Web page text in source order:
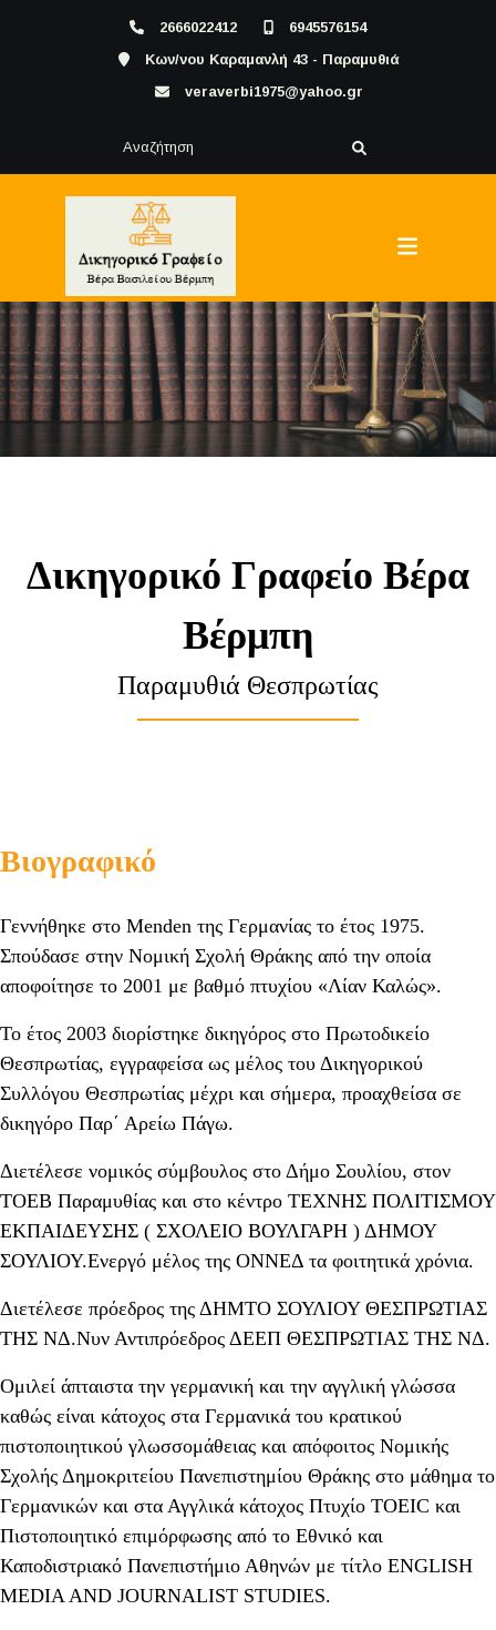
2666022412
6945576154
Κων/νου Καραμανλή 43 - Παραμυθιά
veraverbi1975@yahoo.gr
Δικηγορικό Γραφείο Βέρα
Βέρμπη
Παραμυθιά Θεσπρωτίας
Βιογραφικό
Γεννήθηκε στο Menden της Γερμανίας το έτος 1975.
Σπούδασε στην Νομική Σχολή Θράκης από την οποία
αποφοίτησε το 2001 με βαθμό πτυχίου «Λίαν Καλώς».
Το έτος 2003 διορίστηκε δικηγόρος στο Πρωτοδικείο
Θεσπρωτίας, εγγραφείσα ως μέλος του Δικηγορικού
Συλλόγου Θεσπρωτίας μέχρι και σήμερα, προαχθείσα σε
δικηγόρο Παρ΄ Αρείω Πάγω.
Διετέλεσε νομικός σύμβουλος στο Δήμο Σουλίου, στον
ΤΟΕΒ Παραμυθίας και στο κέντρο ΤΕΧΝΗΣ ΠΟΛΙΤΙΣΜΟΥ
ΕΚΠΑΙΔΕΥΣΗΣ ( ΣΧΟΛΕΙΟ ΒΟΥΛΓΑΡΗ ) ΔΗΜΟΥ
ΣΟΥΛΙΟΥ.Ενεργό μέλος της ΟΝΝΕΔ τα φοιτητικά χρόνια.
Διετέλεσε πρόεδρος της ΔΗΜΤΟ ΣΟΥΛΙΟΥ ΘΕΣΠΡΩΤΙΑΣ
ΤΗΣ ΝΔ.Νυν Αντιπρόεδρος ΔΕΕΠ ΘΕΣΠΡΩΤΙΑΣ ΤΗΣ ΝΔ.
Ομιλεί άπταιστα την γερμανική και την αγγλική γλώσσα
καθώς είναι κάτοχος στα Γερμανικά του κρατικού
πιστοποιητικού γλωσσομάθειας και απόφοιτος Νομικής
Σχολής Δημοκριτείου Πανεπιστημίου Θράκης στο μάθημα το
Γερμανικών και στα Αγγλικά κάτοχος Πτυχίο TOEIC και
Πιστοποιητικό επιμόρφωσης από το Εθνικό και
Καποδιστριακό Πανεπιστήμιο Αθηνών με τίτλο ENGLISH
MEDIA AND JOURNALIST STUDIES.